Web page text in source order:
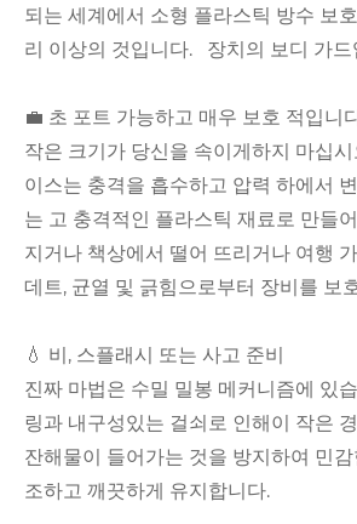
되는 세계에서 소형 플라스틱 방수 보
리 이상의 것입니다. 장치의 보디 가드
💼 초 포트 가능하고 매우 보호 적입니
작은 크기가 당신을 속이게하지 마십
이스는 충격을 흡수하고 압력 하에서
는 고 충격적인 플라스틱 재료로 만들
지거나 책상에서 떨어 뜨리거나 여행
데트, 균열 및 긁힘으로부터 장비를 보
💧 비, 스플래시 또는 사고 준비
진짜 마법은 수밀 밀봉 메커니즘에 있
링과 내구성있는 걸쇠로 인해이 작은
잔해물이 들어가는 것을 방지하여 민
조하고 깨끗하게 유지합니다.